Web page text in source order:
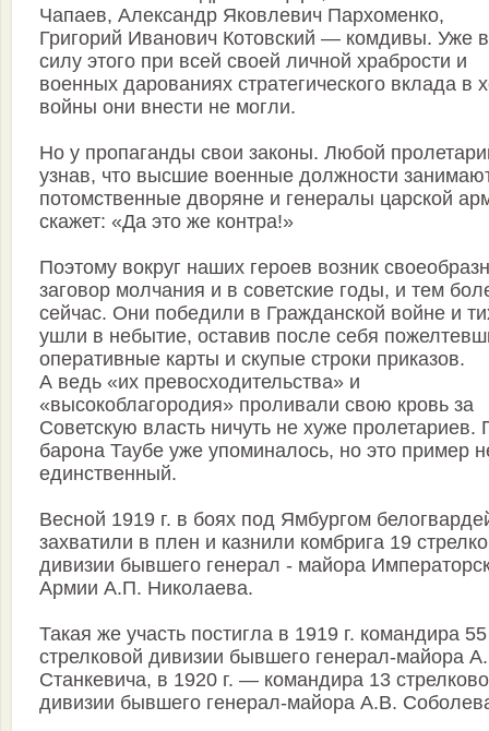
Чапаев, Александр Яковлевич Пархоменко,
Григорий Иванович Котовский — комдивы. Уже в
силу этого при всей своей личной храбрости и
военных дарованиях стратегического вклада в
войны они внести не могли.
Но у пропаганды свои законы. Любой
узнав, что высшие военные должности
потомственные дворяне и генералы царской
скажет: «Да это же контра!»
Поэтому вокруг наших героев возник
заговор молчания и в советские годы, и тем
сейчас. Они победили в Гражданской войне и
ушли в небытие, оставив после себя
оперативные карты и скупые строки приказов.
А ведь «их превосходительства» и
«высокоблагородия» проливали свою кровь за
Советскую власть ничуть не хуже пролетариев.
барона Таубе уже упоминалось, но это пример
единственный.
Весной 1919 г. в боях под Ямбургом
захватили в плен и казнили комбрига 19
дивизии бывшего генерал - майора
Армии А.П. Николаева.
Такая же участь постигла в 1919 г. командира 55
стрелковой дивизии бывшего генерал-майора
Станкевича, в 1920 г. — командира 13
дивизии бывшего генерал-майора А.В.